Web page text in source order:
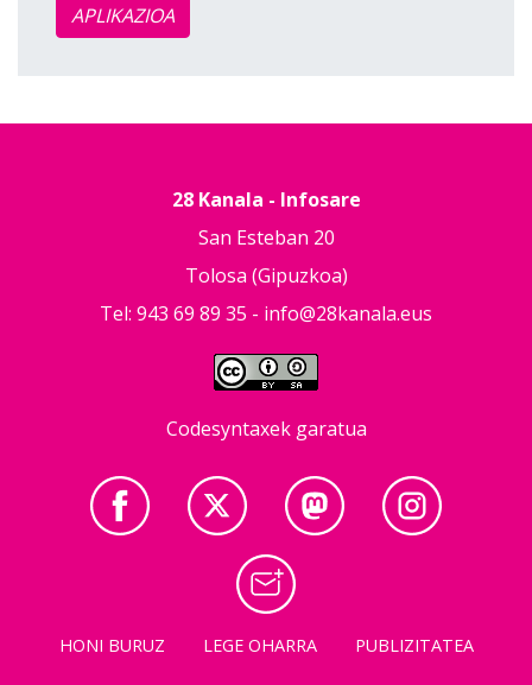
APLIKAZIOA
28 Kanala - Infosare
San Esteban 20
Tolosa (Gipuzkoa)
Tel: 943 69 89 35 - info@28kanala.eus
Codesyntaxek garatua
HONI BURUZ LEGE OHARRA
PUBLIZITATEA